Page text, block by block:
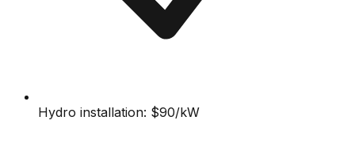
Hydro installation: $90/kW